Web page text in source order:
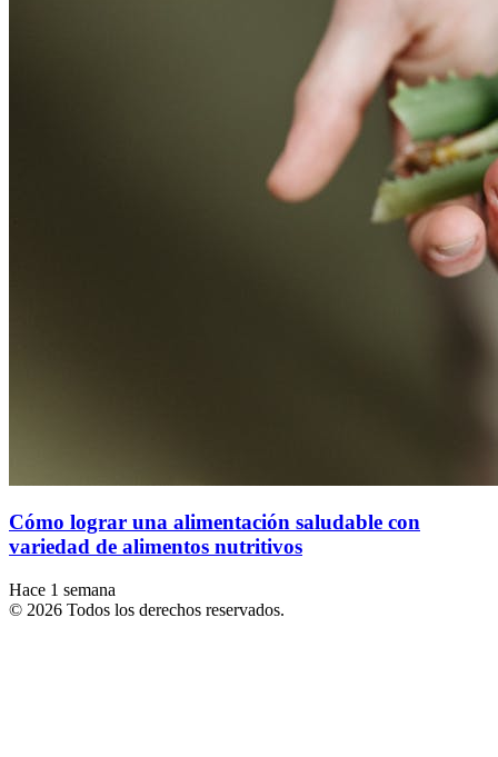
Cómo lograr una alimentación saludable con
variedad de alimentos nutritivos
Hace 1 semana
© 2026 Todos los derechos reservados.